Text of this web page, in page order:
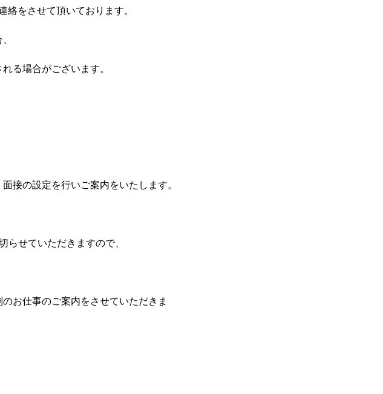
をさせて頂いております。
る場合がございます。
接の設定を行いご案内をいたします。
せていただきますので、
お仕事のご案内をさせていただきま